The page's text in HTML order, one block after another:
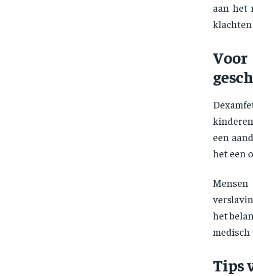
aan het
klachten
een
het een
het
Tips